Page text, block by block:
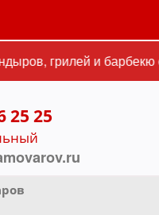
грилей и
25 25